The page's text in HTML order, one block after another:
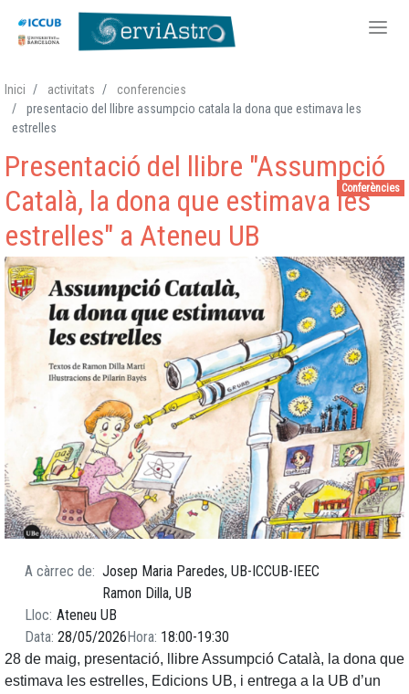
al
Inici activitats
conferencies
presentacio del llibre assumpcio catala la dona que estimava les
estrelles
Conferències
Presentació del llibre "Assumpció
Català, la dona que estimava les
estrelles" a Ateneu UB
A càrrec de
Josep Maria Paredes, UB-ICCUB-IEEC
Ramon Dilla, UB
Lloc Ateneu UB
Data 28/05/2026 Hora 18:00 19:30
28 de maig, presentació, llibre Assumpció Català, la dona que
estimava les estrelles, Edicions UB, i entrega a la UB d’un